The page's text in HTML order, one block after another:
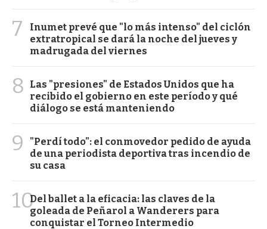
7
Inumet prevé que "lo más intenso" del ciclón
extratropical se dará la noche del jueves y
madrugada del viernes
8
Las "presiones" de Estados Unidos que ha
recibido el gobierno en este período y qué
diálogo se está manteniendo
9
"Perdí todo": el conmovedor pedido de ayuda
de una periodista deportiva tras incendio de
su casa
10Del ballet a la eficacia: las claves de la
goleada de Peñarol a Wanderers para
conquistar el Torneo Intermedio